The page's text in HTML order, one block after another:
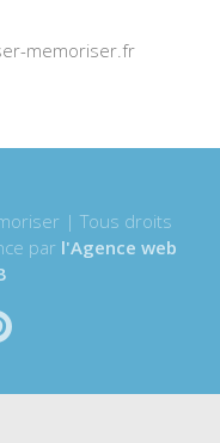
memoriser.fr
| Tous droits
par l'Agence web